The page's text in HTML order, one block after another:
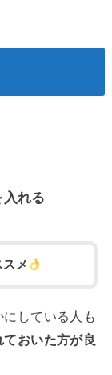
れる
スメ
している人も
おいた方が良